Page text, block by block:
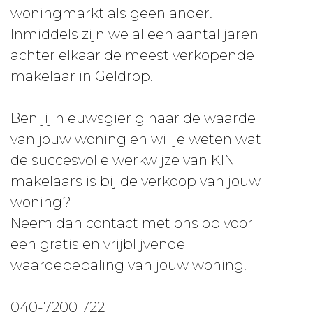
woningmarkt als geen ander.
Inmiddels zijn we al een aantal jaren
achter elkaar de meest verkopende
makelaar in Geldrop.
Ben jij nieuwsgierig naar de waarde
van jouw woning en wil je weten wat
de succesvolle werkwijze van KIN
makelaars is bij de verkoop van jouw
woning?
Neem dan contact met ons op voor
een gratis en vrijblijvende
waardebepaling van jouw woning.
040-7200 722